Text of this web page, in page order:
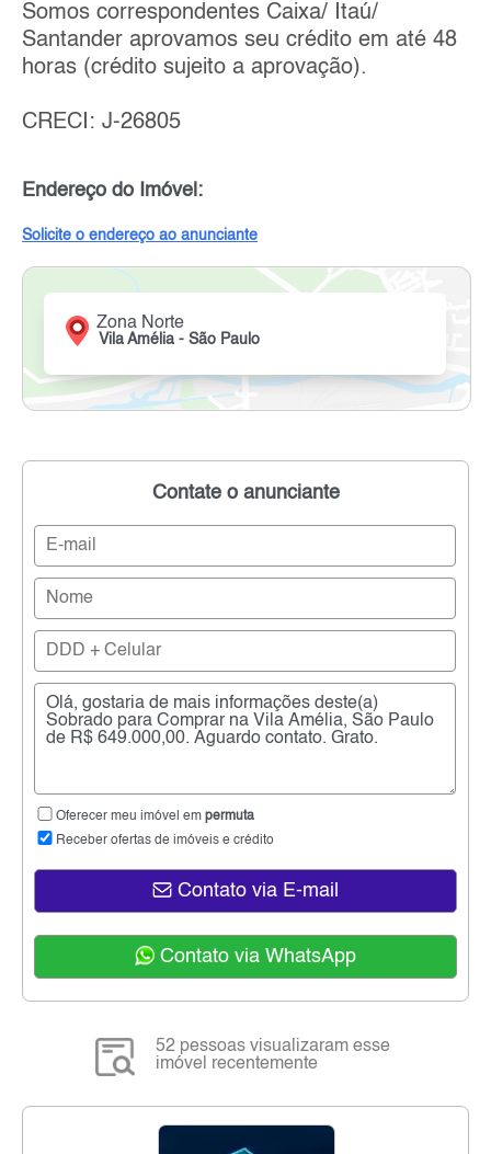
Somos correspondentes Caixa/ Itaú/
Santander aprovamos seu crédito em até 48
horas (crédito sujeito a aprovação).
CRECI: J-26805
Endereço do Imóvel:
Solicite o endereço ao anunciante
Zona Norte
Vila Amélia - São Paulo
Contate o anunciante
Oferecer meu imóvel em permuta
Receber ofertas de imóveis e crédito
Contato via E-mail
Contato via WhatsApp
52 pessoas visualizaram esse
imóvel recentemente